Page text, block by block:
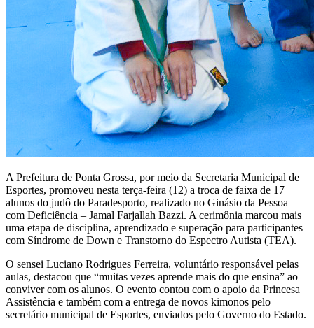
A Prefeitura de Ponta Grossa, por meio da Secretaria Municipal de
Esportes, promoveu nesta terça-feira (12) a troca de faixa de 17
alunos do judô do Paradesporto, realizado no Ginásio da Pessoa
com Deficiência – Jamal Farjallah Bazzi. A cerimônia marcou mais
uma etapa de disciplina, aprendizado e superação para participantes
com Síndrome de Down e Transtorno do Espectro Autista (TEA).
O sensei Luciano Rodrigues Ferreira, voluntário responsável pelas
aulas, destacou que “muitas vezes aprende mais do que ensina” ao
conviver com os alunos. O evento contou com o apoio da Princesa
Assistência e também com a entrega de novos kimonos pelo
secretário municipal de Esportes, enviados pelo Governo do Estado.